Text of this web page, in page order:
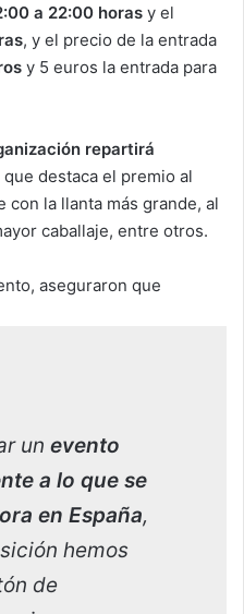
a 22:00 horas y el
, y el precio de la entrada
y 5 euros la entrada para
repartirá
destaca el premio al
con la llanta más grande, al
caballaje, entre otros.
aseguraron que
un evento
a lo que se
en España,
hemos
de